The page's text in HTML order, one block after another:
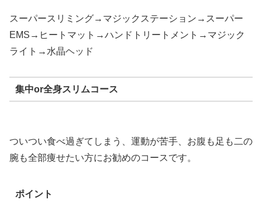
スーパースリミング→マジックステーション→スーパー
EMS→ヒートマット→ハンドトリートメント→マジック
ライト→水晶ヘッド
集中or全身スリムコース
ついつい食べ過ぎてしまう、運動が苦手、お腹も足も二の
腕も全部痩せたい方にお勧めのコースです。
ポイント